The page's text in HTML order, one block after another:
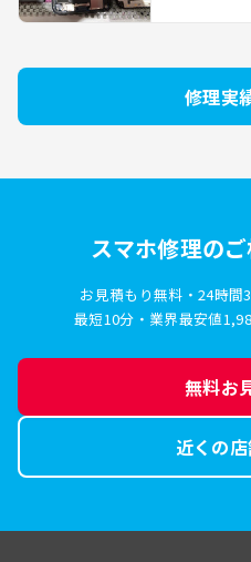
修理実
スマホ修理の
お見積もり無料・24時間
最短10分・業界最安値
無料お
近くの